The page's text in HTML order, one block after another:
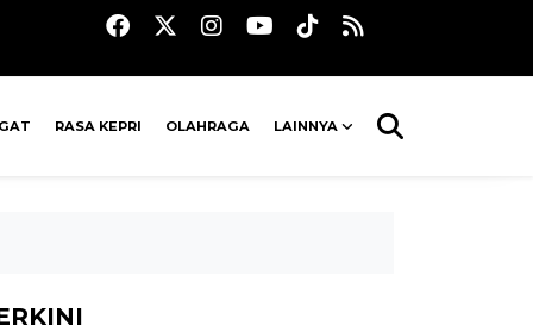
RASA KEPRI OLAHRAGA LAINNYA